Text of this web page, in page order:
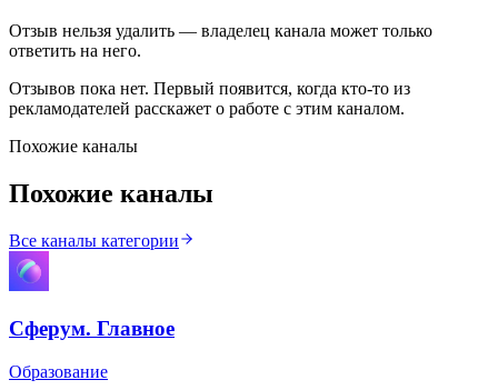
Отзыв нельзя удалить — владелец канала может только
ответить на него.
Отзывов пока нет. Первый появится, когда кто-то из
рекламодателей расскажет о работе с этим каналом.
Похожие каналы
Похожие каналы
Все каналы категории
Сферум. Главное
Образование